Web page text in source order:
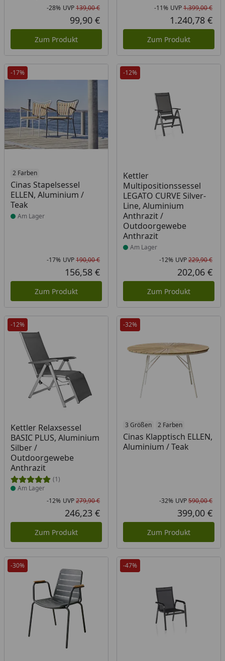
Rabatt in Prozent
-28%
Ursprünglicher Preis
UVP139,00 €
Aktueller Preis
99,90 €
Zum Produkt
-11% UVP1.399,00 €
1.240,78 €
Zum Produkt
-17%
2 Farben
Cinas Stapelsessel
ELLEN, Aluminium /
Teak
Produkt am Lager
Am Lager
Rabatt in Prozent
-17%
Ursprünglicher Preis
UVP190,00 €
Aktueller Preis
156,58 €
Zum Produkt
-12%
Kettler
Multipositionssessel
LEGATO CURVE Silver-
Line, Aluminium
Anthrazit /
Outdoorgewebe
Anthrazit
Produkt am Lager
Am Lager
-12% UVP229,90 €
202,06 €
Zum Produkt
-12%
Kettler Relaxsessel
BASIC PLUS, Aluminium
Silber /
Outdoorgewebe
Anthrazit
(1)
Produkt am Lager
Am Lager
Rabatt in Prozent
-12%
Ursprünglicher Preis
UVP279,90 €
Aktueller Preis
246,23 €
Zum Produkt
-32%
3 Größen 2 Farben
Cinas Klapptisch ELLEN,
Aluminium / Teak
-32% UVP590,00 €
399,00 €
Zum Produkt
-30% -47%